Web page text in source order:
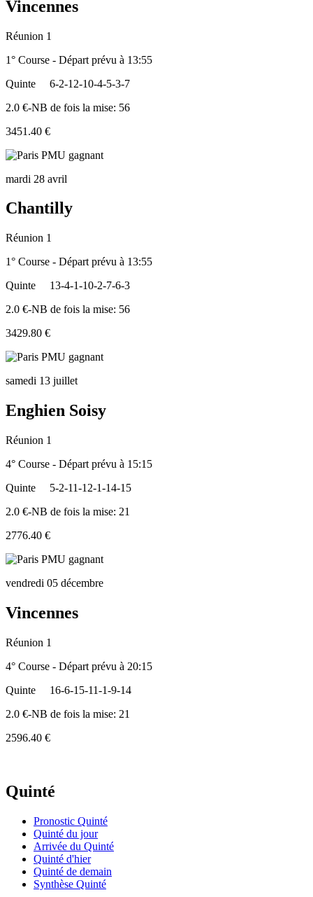
Vincennes
Réunion 1
1° Course - Départ prévu à 13:55
Quinte
6-2-12-10-4-5-3-7
2.0 €-NB de fois la mise: 56
3451.40 €
mardi 28 avril
Chantilly
Réunion 1
1° Course - Départ prévu à 13:55
Quinte
13-4-1-10-2-7-6-3
2.0 €-NB de fois la mise: 56
3429.80 €
samedi 13 juillet
Enghien Soisy
Réunion 1
4° Course - Départ prévu à 15:15
Quinte
5-2-11-12-1-14-15
2.0 €-NB de fois la mise: 21
2776.40 €
vendredi 05 décembre
Vincennes
Réunion 1
4° Course - Départ prévu à 20:15
Quinte
16-6-15-11-1-9-14
2.0 €-NB de fois la mise: 21
2596.40 €
Quinté
Pronostic Quinté
Quinté du jour
Arrivée du Quinté
Quinté d'hier
Quinté de demain
Synthèse Quinté